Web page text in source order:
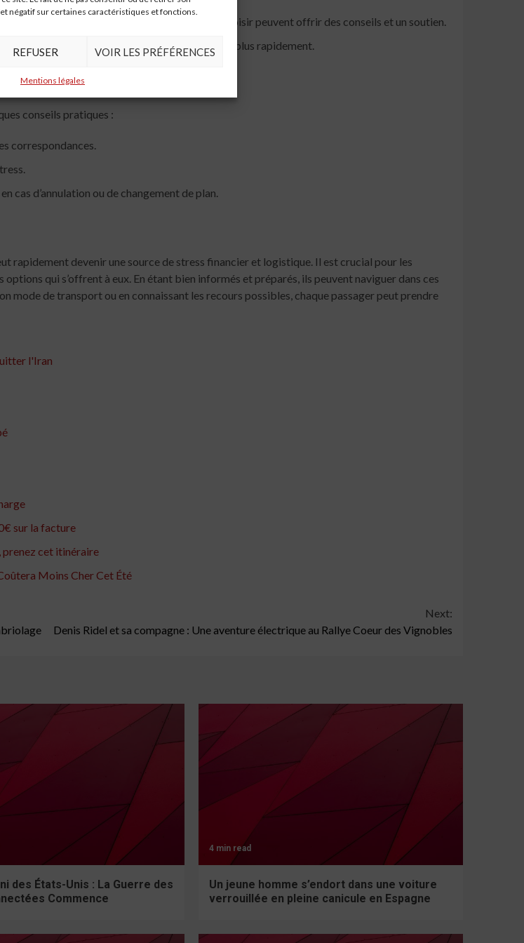
négatif sur certaines caractéristiques et fonctions.
REFUSER VOIR LES PRÉFÉRENCES
Mentions légales
En France, des associations comme UFC-Que Choisir peuvent offrir des conseils et un soutien.
sociaux peut inciter une compagnie à agir plus rapidement.
conseils pratiques :
correspondances.
cas d’annulation ou de changement de plan.
rapidement devenir une source de stress financier et logistique. Il est crucial pour les
qui s’offrent à eux. En étant bien informés et préparés, ils peuvent naviguer dans ces
mode de transport ou en connaissant les recours possibles, chaque passager peut prendre
l'Iran
sur la facture
prenez cet itinéraire
Moins Cher Cet Été
Next:
Denis Ridel et sa compagne : Une aventure électrique au Rallye Coeur des Vignobles
des États-Unis : La Guerre des
Commence
4 min read
Un jeune homme s’endort dans une voiture
verrouillée en pleine canicule en Espagne